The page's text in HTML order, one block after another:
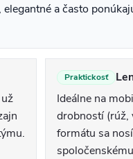
a často
Praktickosť
Ideálne na
drobností (rúž,
formátu sa